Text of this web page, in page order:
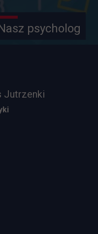
psycholog
Jutrzenki
Kampus Jutrzenki: